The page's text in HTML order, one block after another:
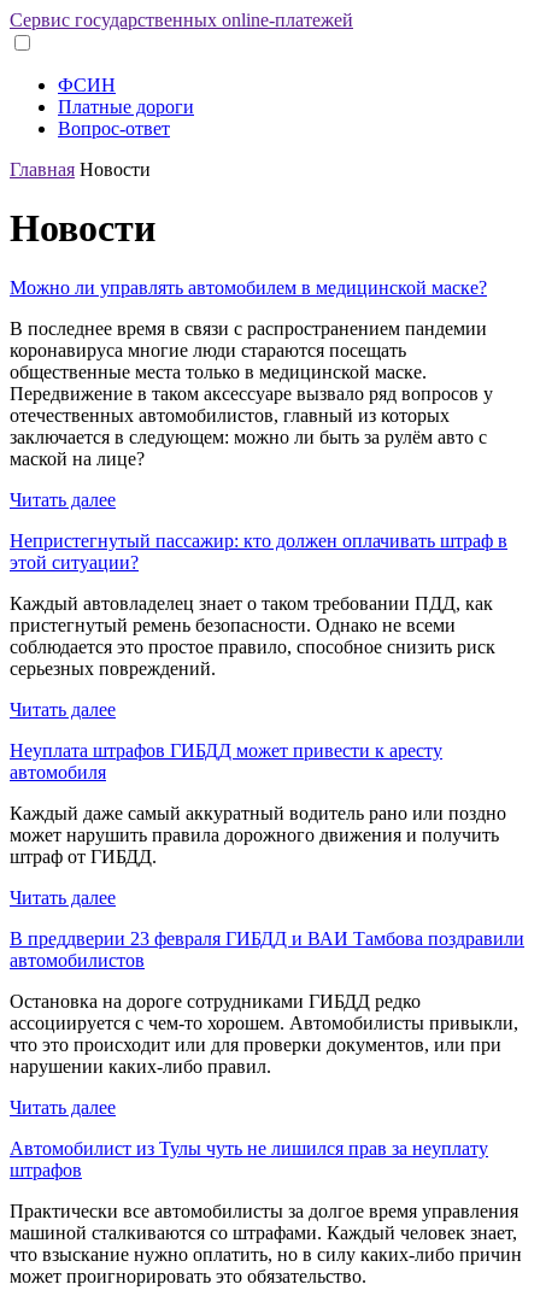
Сервис государственных online-платежей
ФСИН
Платные дороги
Вопрос-ответ
Главная Новости
Новости
Можно ли управлять автомобилем в медицинской маске?
В последнее время в связи с распространением пандемии
коронавируса многие люди стараются посещать
общественные места только в медицинской маске.
Передвижение в таком аксессуаре вызвало ряд вопросов у
отечественных автомобилистов, главный из которых
заключается в следующем: можно ли быть за рулём авто с
маской на лице?
Читать далее
Непристегнутый пассажир: кто должен оплачивать штраф в
этой ситуации?
Каждый автовладелец знает о таком требовании ПДД, как
пристегнутый ремень безопасности. Однако не всеми
соблюдается это простое правило, способное снизить риск
серьезных повреждений.
Читать далее
Неуплата штрафов ГИБДД может привести к аресту
автомобиля
Каждый даже самый аккуратный водитель рано или поздно
может нарушить правила дорожного движения и получить
штраф от ГИБДД.
Читать далее
В преддверии 23 февраля ГИБДД и ВАИ Тамбова поздравили
автомобилистов
Остановка на дороге сотрудниками ГИБДД редко
ассоциируется с чем-то хорошем. Автомобилисты привыкли,
что это происходит или для проверки документов, или при
нарушении каких-либо правил.
Читать далее
Автомобилист из Тулы чуть не лишился прав за неуплату
штрафов
Практически все автомобилисты за долгое время управления
машиной сталкиваются со штрафами. Каждый человек знает,
что взыскание нужно оплатить, но в силу каких-либо причин
может проигнорировать это обязательство.